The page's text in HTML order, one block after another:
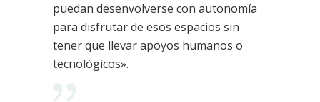
puedan desenvolverse con autonomía
para disfrutar de esos espacios sin
tener que llevar apoyos humanos o
tecnológicos».